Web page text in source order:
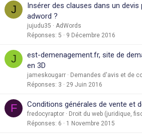
J
Insérer des clauses dans un
adword ?
jujudu35
AdWords
Réponses 5 9 Décembre 2016
J
est-demenagement.fr, site de
en 3D
jameskougarr
Demandes d'avis et de
Réponses 3 29 Juin 2016
F Conditions générales de vente et
fredocyraptor
Droit du web (juridique,
Réponses 6 1 Novembre 2015